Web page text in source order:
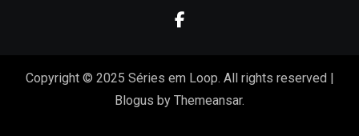
Copyright © 2025 Séries em Loop. All rights reserved |
Blogus by Themeansar.